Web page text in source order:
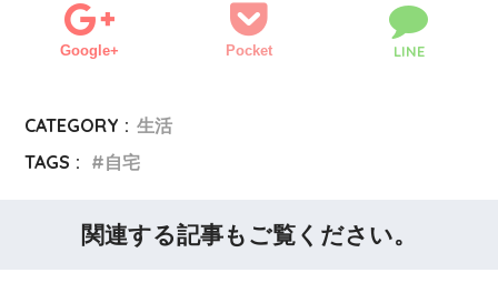
Google+ Pocket LINE
CATEGORY : 生活
TAGS :
自宅
関連する記事もご覧ください。